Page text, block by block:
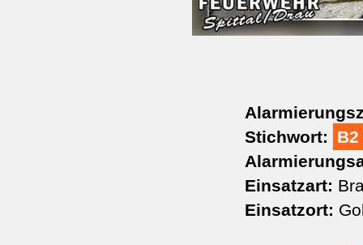
Stichwort:
B2
Einsatzart:
Einsatzort: